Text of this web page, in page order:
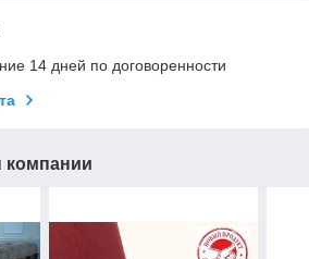
14 дней по договоренности